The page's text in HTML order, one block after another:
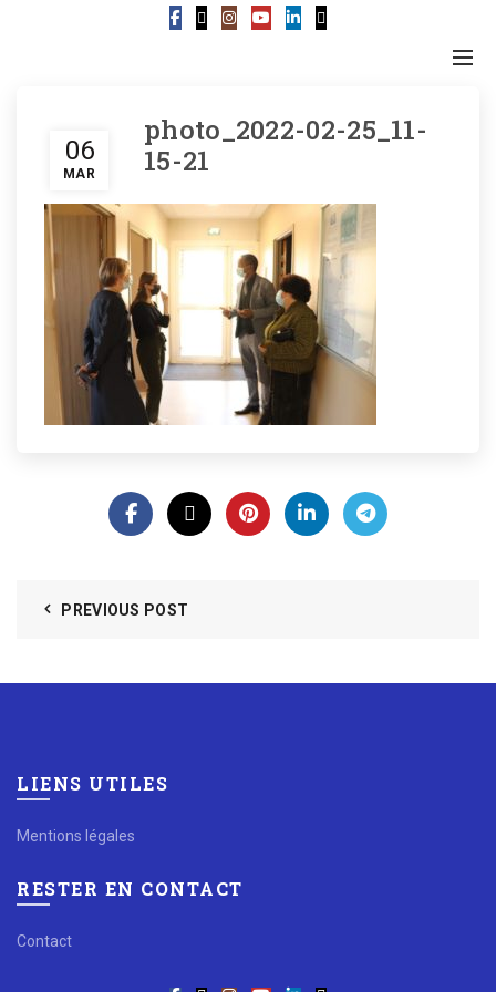
06
MAR
photo_2022-02-25_11-
15-21
PREVIOUS POST
LIENS UTILES
Mentions légales
RESTER EN CONTACT
Contact